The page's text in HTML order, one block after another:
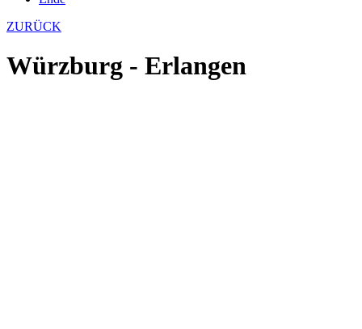
ZURÜCK
Würzburg - Erlangen